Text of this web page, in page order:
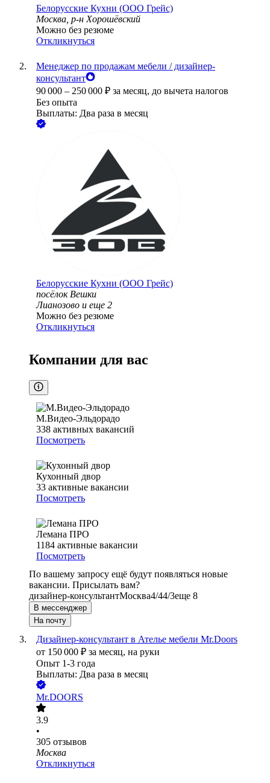
Белорусские Кухни (ООО Грейс)
Москва, р-н Хорошёвский
Можно без резюме
Откликнуться
Менеджер по продажам мебели / дизайнер-
консультант
90 000 – 250 000 ₽ за месяц, до вычета налогов
Без опыта
Выплаты: Два раза в месяц
Белорусские Кухни (ООО Грейс)
посёлок Вешки
Лианозово и еще 2
Можно без резюме
Откликнуться
Компании для вас
М.Видео-Эльдорадо
338 активных вакансий
Посмотреть
Кухонный двор
33 активные вакансии
Посмотреть
Лемана ПРО
1184 активные вакансии
Посмотреть
По вашему запросу ещё будут появляться новые
вакансии. Присылать вам?
дизайнер-консультантМосква4/44/3еще 8
В мессенджер
На почту
Дизайнер-консультант в Ателье мебели Mr.Doors
от 150 000 ₽ за месяц, на руки
Опыт 1-3 года
Выплаты: Два раза в месяц
Mr.DOORS
3.9
•
305 отзывов
Москва
Откликнуться